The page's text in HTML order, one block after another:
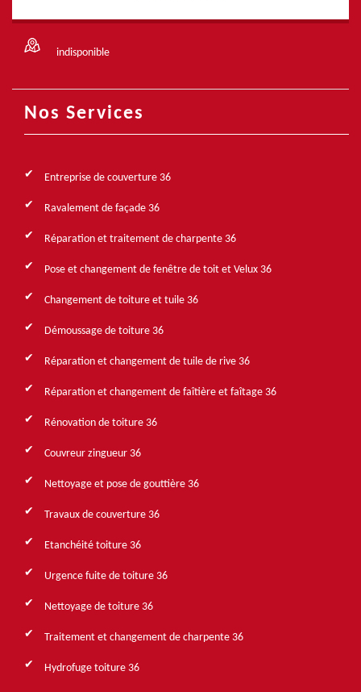
indisponible
Nos Services
Entreprise de couverture 36
Ravalement de façade 36
Réparation et traitement de charpente 36
Pose et changement de fenêtre de toit et Velux 36
Changement de toiture et tuile 36
Démoussage de toiture 36
Réparation et changement de tuile de rive 36
Réparation et changement de faîtière et faîtage 36
Rénovation de toiture 36
Couvreur zingueur 36
Nettoyage et pose de gouttière 36
Travaux de couverture 36
Etanchéité toiture 36
Urgence fuite de toiture 36
Nettoyage de toiture 36
Traitement et changement de charpente 36
Hydrofuge toiture 36